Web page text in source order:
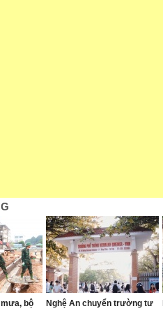
bộ
Nghệ An chuyển trường tư